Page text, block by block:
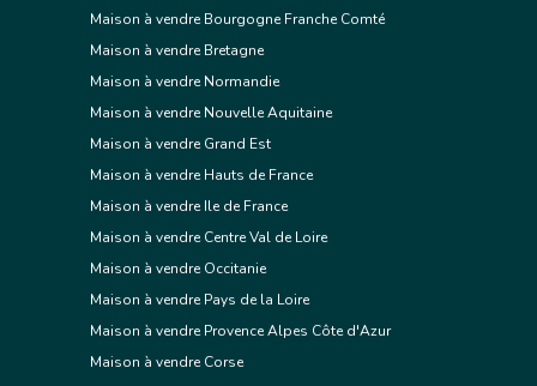
Maison à vendre Bourgogne Franche Comté
Maison à vendre Bretagne
Maison à vendre Normandie
Maison à vendre Nouvelle Aquitaine
Maison à vendre Grand Est
Maison à vendre Hauts de France
Maison à vendre Ile de France
Maison à vendre Centre Val de Loire
Maison à vendre Occitanie
Maison à vendre Pays de la Loire
Maison à vendre Provence Alpes Côte d'Azur
Maison à vendre Corse